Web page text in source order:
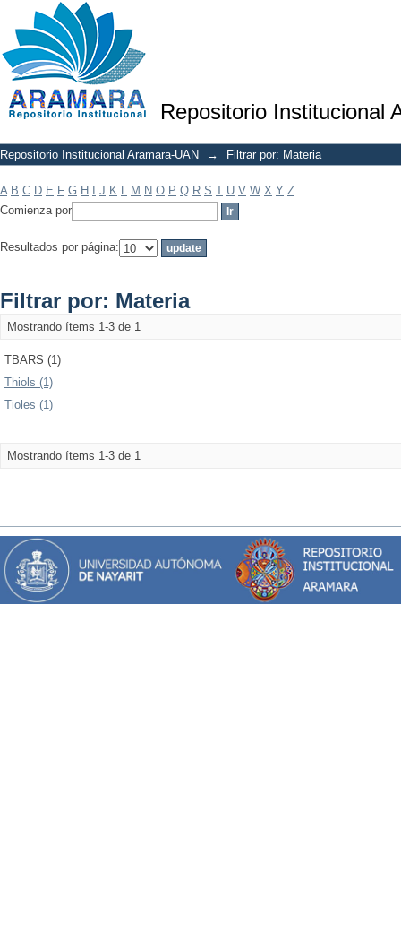
Repositorio Institucional
Filtrar por: Materia
Repositorio Institucional Aramara-UAN → Filtrar por: Materia
A B C D E F G H J K L M N O P Q R S T U V W X Y Z
Comienza por
Resultados por página:
Filtrar por: Materia
Mostrando ítems 1-3 de 1
TBARS (1)
Thiols (1)
Tioles (1)
Mostrando ítems 1-3 de 1